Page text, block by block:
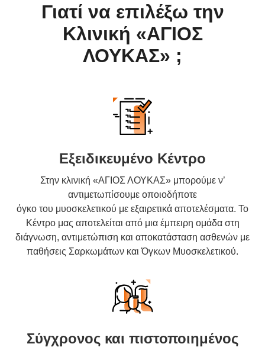
Γιατί να επιλέξω την
Κλινική «ΑΓΙΟΣ
ΛΟΥΚΑΣ» ;
Εξειδικευμένο Κέντρο
Στην κλινική «ΑΓΙΟΣ ΛΟΥΚΑΣ» μπορούμε ν’
αντιμετωπίσουμε οποιοδήποτε
όγκο του μυοσκελετικού με εξαιρετικά αποτελέσματα. Το
Κέντρο μας αποτελείται από μια έμπειρη ομάδα στη
διάγνωση, αντιμετώπιση και αποκατάσταση ασθενών με
παθήσεις Σαρκωμάτων και Όγκων Μυοσκελετικού.
Σύγχρονος και πιστοποιημένος